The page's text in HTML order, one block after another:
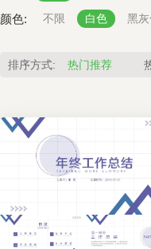
颜色: 不限 白色 黑
排序方式: 热门推荐